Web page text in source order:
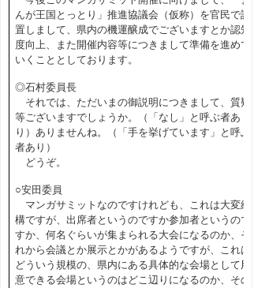
んが王国とっとり」推進協議会（仮称）を官民で設
置しまして、県内の機運醸成でございますとか認知
度向上、また開催内容等につきまして準備を進めて
いくこととしております。
◎石村委員長
それでは、ただいまの御説明につきまして、質疑
等ございますでしょうか。（「なし」と呼ぶ者あ
り）ありませんね。（「手を挙げています」と呼ぶ
者あり）
どうぞ。
○安田委員
マンガサミットなのですけれども、これは大変結
構ですが、出席者というのですか参加者というので
すか、何名ぐらいが集まられる大会になるのか、そ
れから会議とか展示とかがあるようですが、これは
どういう規模の、県内にある具体的な会場として用
意できる会場というのはどこ辺りになるのか、その